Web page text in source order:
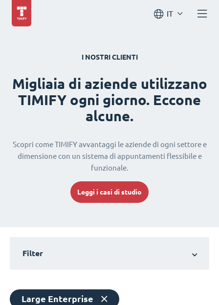
IT
I NOSTRI CLIENTI
Migliaia di aziende utilizzano
TIMIFY ogni giorno. Eccone
alcune.
Scopri come TIMIFY avvantaggi le aziende di ogni settore e
dimensione con un sistema di appuntamenti flessibile e
funzionale.
Leggi i casi di studio
Filter
Large Enterprise